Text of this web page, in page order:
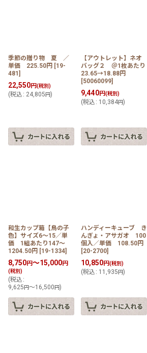
季節の贈り物 夏 ／
単価 225.50円 [19-
481 ]
22,550円(税別)
(税込 : 24,805 円)
【アウトレット】ネオ
バッグ２ ＠1枚あたり
23.65→18.88円
[50060099]
9,440円(税別)
(税込 : 10,384円)
和生カップ箱【鳥の子
色】サイズ6〜15／単
価 1組あたり147〜
1204.50円 [19-1334]
8,750円～15,000円
(税別)
(税込 :
9,625 円～16,500 円)
ハンディーキューブ き
んぎょ・アサガオ 100
個入／単価 108.50円
[20-2700]
10,850円(税別)
(税込 : 11,935 円)